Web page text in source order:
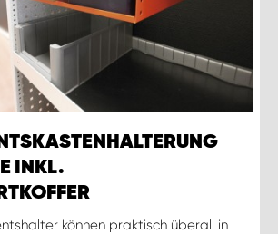
INKL.
können praktisch überall in